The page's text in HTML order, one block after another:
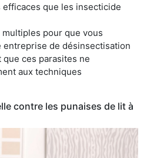
que les insecticide
pour que vous
de désinsectisation
ces parasites ne
aux techniques
contre les punaises de lit à